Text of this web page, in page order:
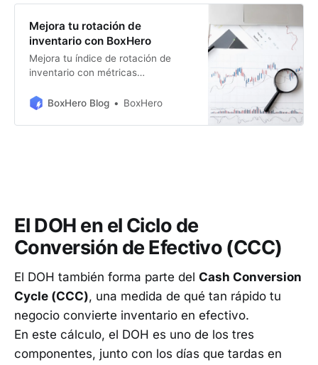
Mejora tu rotación de
inventario con BoxHero
Mejora tu índice de rotación de
inventario con métricas
optimizar tus existencias, reducir
ventas.
BoxHero Blog BoxHero
El DOH en el Ciclo de
Conversión de Efectivo (CCC)
El DOH también forma parte del Cash Conversion
Cycle (CCC), una medida de qué tan rápido tu
negocio convierte inventario en efectivo.
En este cálculo, el DOH es uno de los tres
componentes, junto con los días que tardas en